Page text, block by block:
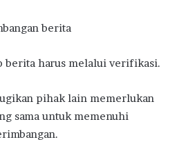
berita
berita harus melalui verifikasi.
pihak lain memerlukan
sama untuk memenuhi